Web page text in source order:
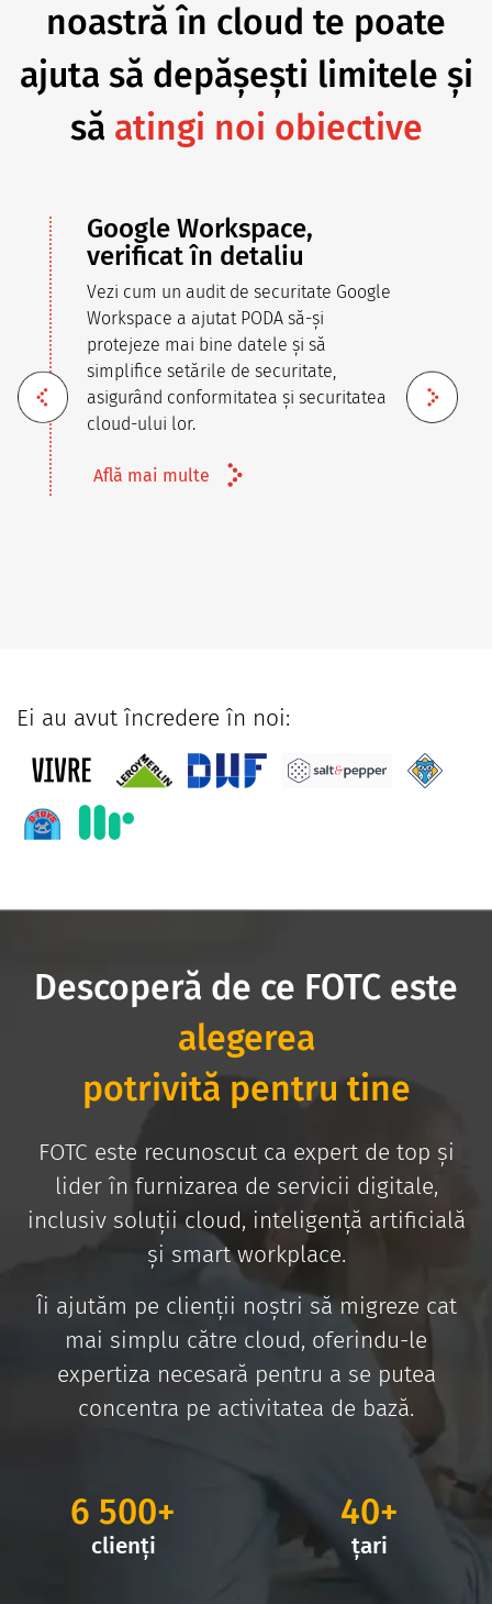
noastră în cloud te poate
ajuta să depășești limitele și
să atingi noi obiective
Google Workspace,
verificat în detaliu
Vezi cum un audit de securitate Google
Workspace a ajutat PODA să-și
protejeze mai bine datele și să
simplifice setările de securitate,
asigurând conformitatea și securitatea
cloud-ului lor.
Află mai multe
Ei au avut încredere în noi:
Descoperă de ce FOTC este
alegerea
potrivită pentru tine
FOTC este recunoscut ca expert de top și
lider în furnizarea de servicii digitale,
inclusiv soluții cloud, inteligență artificială
și smart workplace.
Îi ajutăm pe clienții noștri să migreze cat
mai simplu către cloud, oferindu-le
expertiza necesară pentru a se putea
concentra pe activitatea de bază.
6 500+
clienți
40+
țari